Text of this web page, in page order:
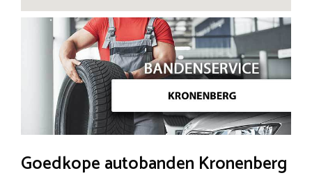
Goedkope autobanden Kronenberg